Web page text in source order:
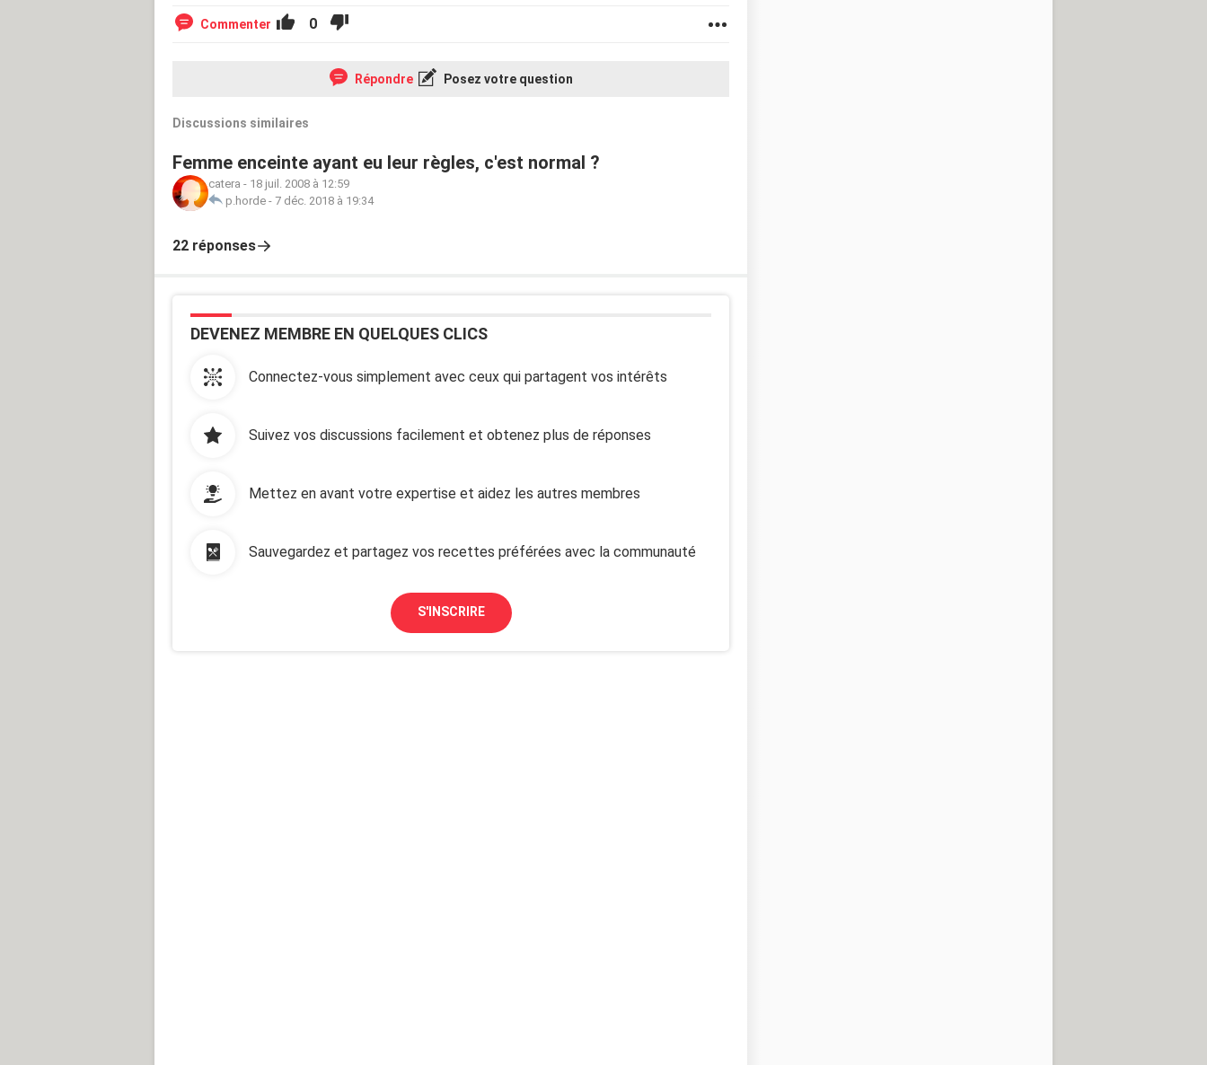
Commenter 0
Répondre Posez votre question
Discussions similaires
Femme enceinte ayant eu leur règles, c'est normal ?
catera - 18 juil. 2008 à 12:59
p.horde - 7 déc. 2018 à 19:34
22 réponses
DEVENEZ MEMBRE EN QUELQUES CLICS
Connectez-vous simplement avec ceux qui partagent vos intérêts
Suivez vos discussions facilement et obtenez plus de réponses
Mettez en avant votre expertise et aidez les autres membres
Sauvegardez et partagez vos recettes préférées avec la communauté
S'INSCRIRE